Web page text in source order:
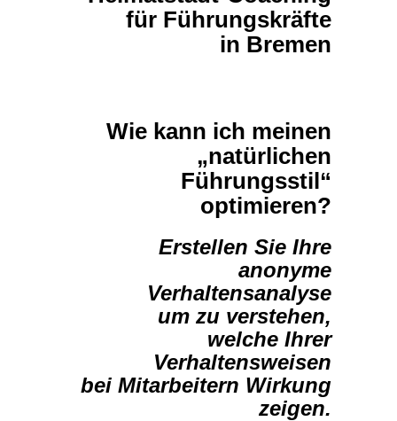
für Führungskräfte
in Bremen
Wie kann ich meinen
„natürlichen
Führungsstil“
optimieren?
Erstellen Sie Ihre
anonyme
Verhaltensanalyse
um zu verstehen,
welche Ihrer
Verhaltensweisen
bei Mitarbeitern Wirkung
zeigen.